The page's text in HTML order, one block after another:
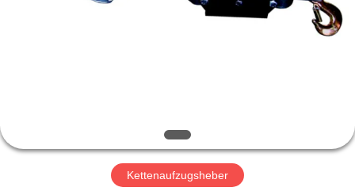
WERKSBESICHTIGUNG
BITTE UM
Kettenaufzugsheber